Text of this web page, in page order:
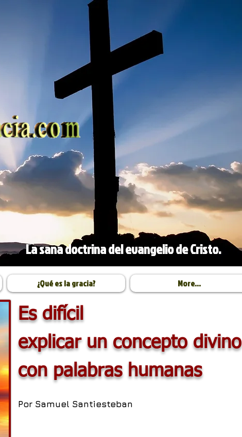
La sana doctrina del evangelio de Cristo.
Es difícil
explicar un concepto divino
con palabras humanas
Por Samuel Santiesteban
¿Qué es la gracia? More...